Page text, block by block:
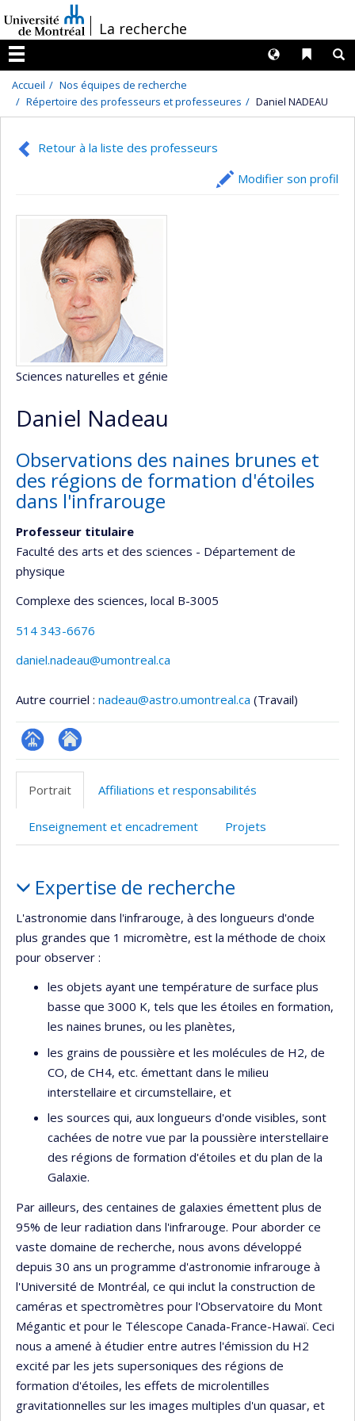
au
contenu
/La recherche
Menu
Liens
Langues
Accueil
Nos équipes de recherche
Répertoire des professeurs et professeures
Daniel NADEAU
Retour à la liste des professeurs
Modifier son profil
Sciences naturelles et génie
Daniel Nadeau
Observations des naines brunes et
des régions de formation d'étoiles
dans l'infrarouge
Professeur titulaire
Faculté des arts et des sciences - Département de
physique
Complexe des sciences, local B-3005
514 343-6676
daniel.nadeau@umontreal.ca
Autre courriel : nadeau@astro.umontreal.ca (Travail)
Page Site
l’unité
de
Portrait Affiliations et responsabilités
Enseignement et encadrement Projets
Expertise de recherche
L'astronomie dans l'infrarouge, à des longueurs d'onde
plus grandes que 1 micromètre, est la méthode de choix
pour observer :
les objets ayant une température de surface plus
basse que 3000 K, tels que les étoiles en formation,
les naines brunes, ou les planètes,
les grains de poussière et les molécules de H2, de
CO, de CH4, etc. émettant dans le milieu
interstellaire et circumstellaire, et
les sources qui, aux longueurs d'onde visibles, sont
cachées de notre vue par la poussière interstellaire
des régions de formation d'étoiles et du plan de la
Galaxie.
Par ailleurs, des centaines de galaxies émettent plus de
95% de leur radiation dans l'infrarouge. Pour aborder ce
vaste domaine de recherche, nous avons développé
depuis 30 ans un programme d'astronomie infrarouge à
l'Université de Montréal, ce qui inclut la construction de
caméras et spectromètres pour l'Observatoire du Mont
Mégantic et pour le Télescope Canada-France-Hawaï. Ceci
nous a amené à étudier entre autres l'émission du H2
excité par les jets supersoniques des régions de
formation d'étoiles, les effets de microlentilles
gravitationnelles sur les images multiples d'un quasar, et